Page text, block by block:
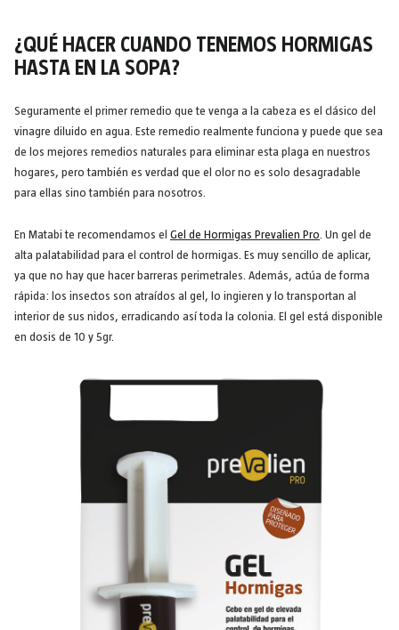
¿QUÉ HACER CUANDO TENEMOS HORMIGAS
HASTA EN LA SOPA?
Seguramente el primer remedio que te venga a la cabeza es el clásico del
vinagre diluido en agua. Este remedio realmente funciona y puede que sea
de los mejores remedios naturales para eliminar esta plaga en nuestros
hogares, pero también es verdad que el olor no es solo desagradable
para ellas sino también para nosotros.
En Matabi te recomendamos el Gel de Hormigas Prevalien Pro. Un gel de
alta palatabilidad para el control de hormigas. Es muy sencillo de aplicar,
ya que no hay que hacer barreras perimetrales. Además, actúa de forma
rápida: los insectos son atraídos al gel, lo ingieren y lo transportan al
interior de sus nidos, erradicando así toda la colonia. El gel está disponible
en dosis de 10 y 5gr.